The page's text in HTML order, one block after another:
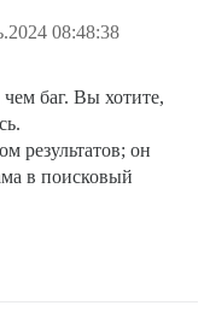
08:48:38
баг. Вы хотите,
результатов; он
в поисковый